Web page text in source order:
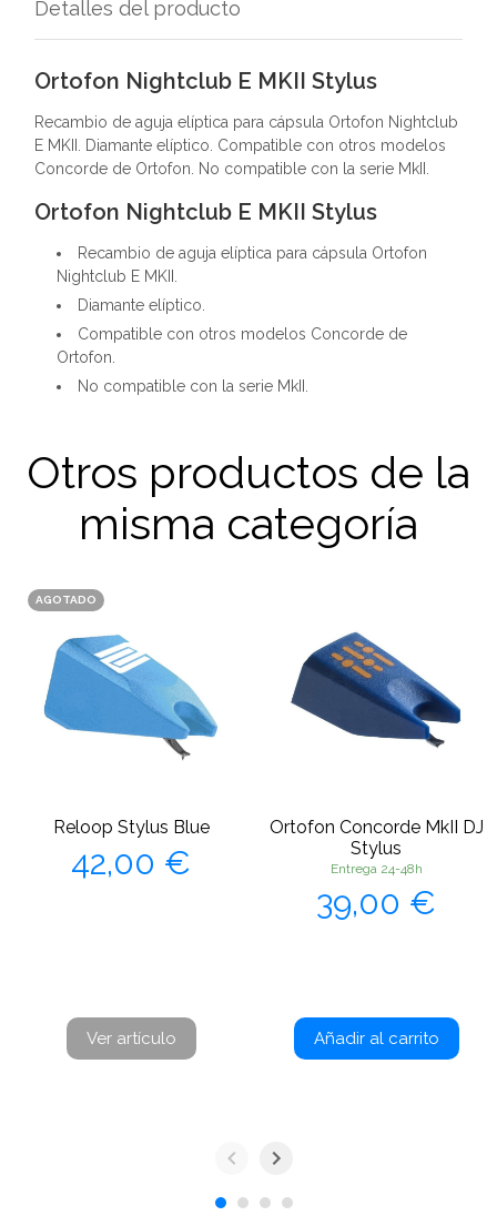
Detalles del producto
Ortofon Nightclub E MKII Stylus
Recambio de aguja elíptica para cápsula Ortofon Nightclub
E MKII. Diamante elíptico. Compatible con otros modelos
Concorde de Ortofon. No compatible con la serie MkII.
Ortofon Nightclub E MKII Stylus
Recambio de aguja elíptica para cápsula Ortofon
Nightclub E MKII.
Diamante elíptico.
Compatible con otros modelos Concorde de
Ortofon.
No compatible con la serie MkII.
Otros productos de la
misma categoría
AGOTADO
Reloop Stylus Blue
Precio
42,00 €
Ver artículo
Ortofon Concorde MkII DJ
Stylus
Entrega 24-48h
Precio
39,00 €
Añadir al carrito